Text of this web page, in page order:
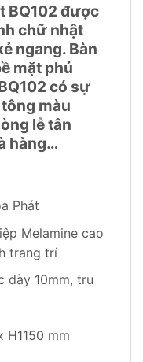
BQ102 được
chữ nhật
ngang. Bàn
mặt phủ
có sự
màu
lễ tân
hàng…
Phát
Melamine cao
trang trí
dày 10mm, trụ
mm